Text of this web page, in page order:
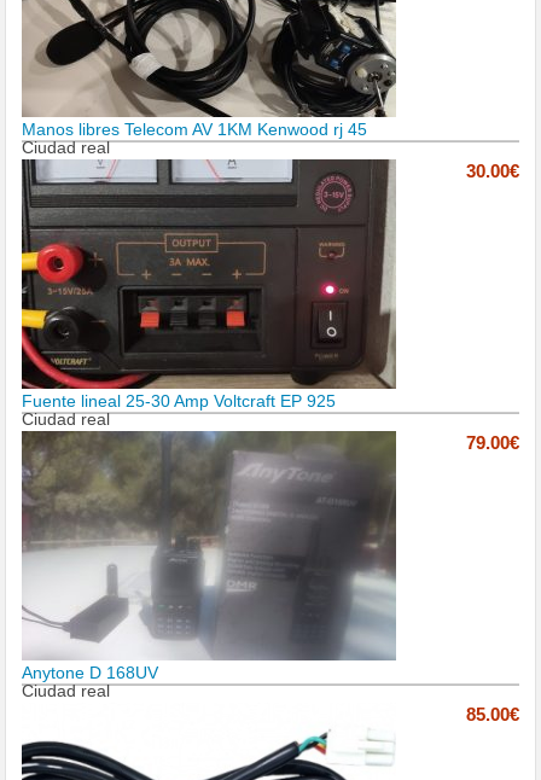
Manos libres Telecom AV 1KM Kenwood rj 45
Ciudad real
30.00€
Fuente lineal 25-30 Amp Voltcraft EP 925
Ciudad real
79.00€
Anytone D 168UV
Ciudad real
85.00€